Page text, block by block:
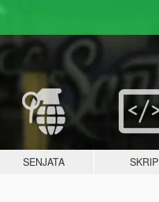
SENJATA SKRIP